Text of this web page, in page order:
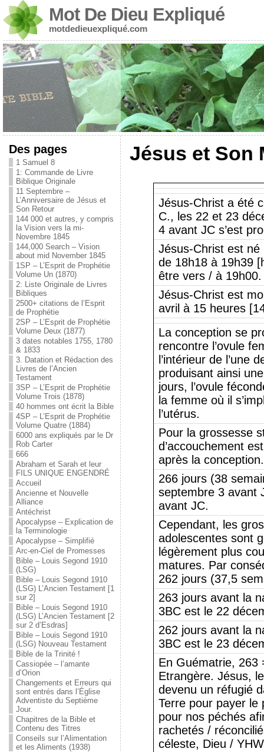
Mot De Dieu Expliqué
motdedieuexpliqué.com
Des pages
1 Samuel 8
1: Commande de Livre
Biblique Originale
11 Septembre –
L’Anniversaire de Jésus et
Son Retour
144 000 et autres, y compris
la Vision vers la mi-
Novembre 1845
144,000 Search – Vision
about mid November 1845
1SP – L’Esprit de Prophétie
Volume Un (1870)
2: Liste Originale de Livres
Bibliques
2500+ citations de l’Esprit
de Prophétie
2SP – L’Esprit de Prophétie
Volume Deux (1877)
3 dates notables 1755, 1780
& 1833
3. Datation et Rédaction des
Livres de l’Ancien
Testament
3SP – L’Esprit de Prophétie
Volume Trois (1878)
40 hommes ont écrit la Bible
4SP – L’Esprit de Prophétie
Volume Quatre (1884)
6000 ans expliqués par le Dr
Rob Carter
666
Abraham et Sarah et leur
FILS UNIQUE ENGENDRÉ
Accueil
Ancienne et Nouvelle
Alliance
Antéchrist
Apocalypse – Explication de
la Terminologie
Apocalypse – Simplifié
Arc-en-Ciel de Promesses
Bible – Louis Segond 1910
(LSG)
Bible – Louis Segond 1910
(LSG) L’Ancien Testament [1
sur 2]
Bible – Louis Segond 1910
(LSG) L’Ancien Testament [2
sur 2 d’Esdras]
Bible – Louis Segond 1910
(LSG) Nouveau Testament
Bible de la Trinité !
Cassiopée – l’amante
d’Orion
Changements et Erreurs qui
sont entrés dans l’Église
Adventiste du Septième
Jour.
Chapitres de la Bible et
Contenu des Titres
Conseils sur l’Alimentation
et les Aliments (1938)
Jésus et Son
Jésus-Christ a été
C., les 22 et 23
4 avant JC s’est
Jésus-Christ est né
de 18h18 à 19h39
être vers / à 19h00.
Jésus-Christ est
avril à 15 heures
La conception se
rencontre l’ovule
l’intérieur de l’une
produisant ainsi
jours, l’ovule
la femme où il
l’utérus.
Pour la grossesse
d’accouchement
après la conception.
266 jours (38
septembre 3 avant
avant JC.
Cependant, les
adolescentes sont
légèrement plus
matures. Par
262 jours (37,5
263 jours avant la
3BC est le 22
262 jours avant la
3BC est le 23
En Guématrie, 263
Etrangère. Jésus,
devenu un réfugié
Terre pour payer le
pour nos péchés
rachetés /
céleste, Dieu /